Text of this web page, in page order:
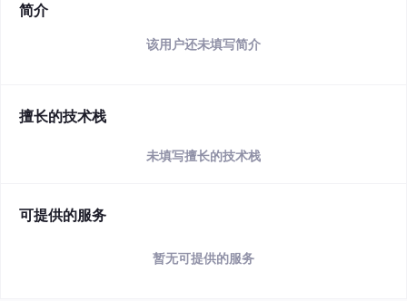
简介
该用户还未填写简介
擅长的技术栈
未填写擅长的技术栈
可提供的服务
暂无可提供的服务